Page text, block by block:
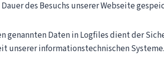
des Besuchs unserer Webseite
genannten Daten in Logfiles dient der
unserer informationstechnischen Systeme.